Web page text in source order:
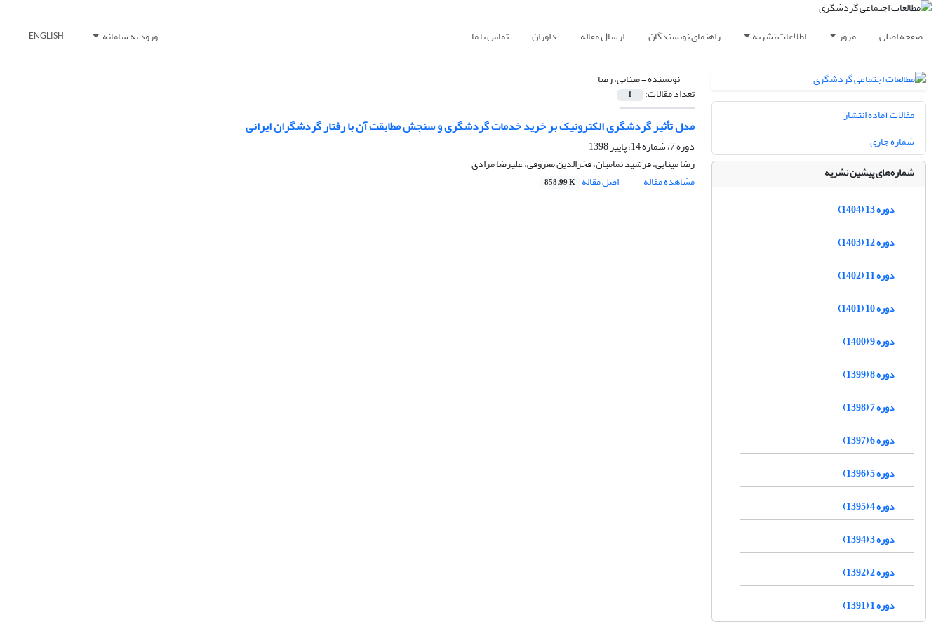
صفحه اصلی مرور اطلاعات نشریه راهنمای نویسندگان ارسال مقاله داوران تماس با ما ورود به سامانه ENGLISH
نویسنده =مینایی، رضا
تعداد مقالات: 1
مدل تأثیر گردشگری الکترونیک بر خرید خدمات گردشگری و سنجش مطابقت آن با رفتار گردشگران ایرانی
دوره 7، شماره 14، پاییز 1398
رضا مینایی، فرشید نمامیان، فخرالدین معروفی، علیرضا مرادی
مشاهده مقاله
اصل مقاله 858.99 K
مقالات آماده انتشار
شماره جاری
شماره‌های پیشین نشریه
دوره 13 (1404)
دوره 12 (1403)
دوره 11 (1402)
دوره 10 (1401)
دوره 9 (1400)
دوره 8 (1399)
دوره 7 (1398)
دوره 6 (1397)
دوره 5 (1396)
دوره 4 (1395)
دوره 3 (1394)
دوره 2 (1392)
دوره 1 (1391)